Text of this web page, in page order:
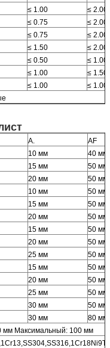
≤ 1.00
≤ 2.00
≤ 0.75
≤ 2.00
≤ 0.75
≤ 2.00
≤ 1.50
≤ 2.00
≤ 0.50
≤ 1.00
≤ 1.00
≤ 1.50
≤ 1.00
≤ 1.00
А.
AF
10 мм
40 мм
15 мм
50 мм
20 мм
50 мм
10 мм
50 мм
15 мм
50 мм
20 мм
50 мм
15 мм
50 мм
20 мм
50 мм
25 мм
50 мм
15 мм
50 мм
20 мм
50 мм
25 мм
50 мм
30 мм
50 мм
30 мм
80 мм
мм Максимальный: 100 мм